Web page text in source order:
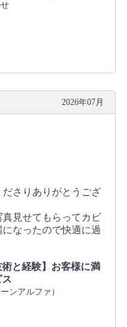
2026年07月
さりありがとうござ
見せてもらってカビ
なったので快適に過
術と経験】お客様に満
ンアルファ）